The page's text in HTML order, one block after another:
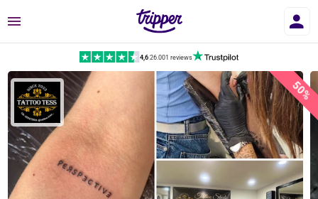
Menu
4,6|26.001 reviews
50%